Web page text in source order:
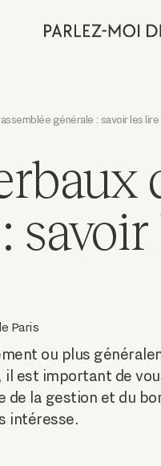
générale : savoir les lire
Paris
ou plus
est important de
la gestion et du
intéresse.